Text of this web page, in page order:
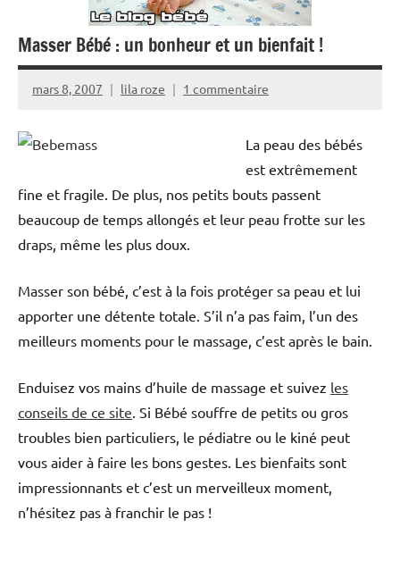
Masser Bébé : un bonheur et un bienfait !
mars 8, 2007 lila roze 1 commentaire
La peau des bébés
est extrêmement
fine et fragile. De plus, nos petits bouts passent
beaucoup de temps allongés et leur peau frotte sur les
draps, même les plus doux.
Masser son bébé, c’est à la fois protéger sa peau et lui
apporter une détente totale. S’il n’a pas faim, l’un des
meilleurs moments pour le massage, c’est après le bain.
Enduisez vos mains d’huile de massage et suivez les
conseils de ce site . Si Bébé souffre de petits ou gros
troubles bien particuliers, le pédiatre ou le kiné peut
vous aider à faire les bons gestes. Les bienfaits sont
impressionnants et c’est un merveilleux moment,
n’hésitez pas à franchir le pas !